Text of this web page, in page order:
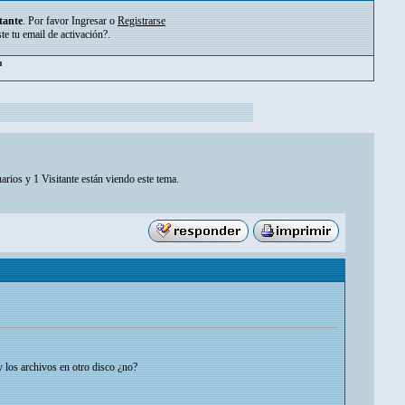
. Por favor Ingresar o Registrarse
tu email de activación?.
y 1 Visitante están viendo este tema.
los archivos en otro disco ¿no?